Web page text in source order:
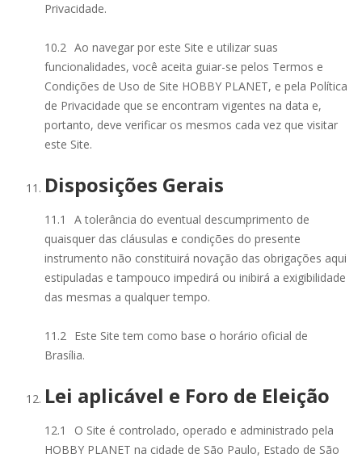
Privacidade.
10.2 Ao navegar por este Site e utilizar suas
funcionalidades, você aceita guiar-se pelos Termos e
Condições de Uso de Site HOBBY PLANET, e pela Política
de Privacidade que se encontram vigentes na data e,
portanto, deve verificar os mesmos cada vez que visitar
este Site.
Disposições Gerais
11.1
A tolerância do eventual descumprimento de
quaisquer das cláusulas e condições do presente
instrumento não constituirá novação das obrigações aqui
estipuladas e tampouco impedirá ou inibirá a exigibilidade
das mesmas a qualquer tempo.
11.2 Este Site tem como base o horário oficial de
Brasília.
Lei aplicável e Foro de Eleição
12.1
O Site é controlado, operado e administrado pela
HOBBY PLANET na cidade de São Paulo, Estado de São